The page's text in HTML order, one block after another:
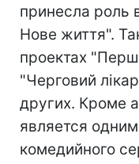
принесла роль
Нове життя".
проектах
"Черговий
других. Кроме
является
комедийного